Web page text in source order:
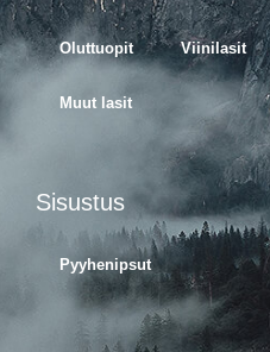
Oluttuopit Viinilasit
Muut lasit
Sisustus
Pyyhenipsut